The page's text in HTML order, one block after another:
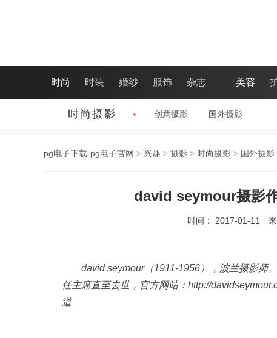
时尚 时装 婚纱 服饰 杂志 美容
时尚摄影 创意摄影 国外摄影
pg电子下载-pg电子官网 > 兴趣 > 摄影 > 时尚摄影 > 国外摄影
david seymour摄影
时间： 2017-01-11
david seymour（1911-1956），波兰摄影师
任主席直至去世，官方网站：http://
道